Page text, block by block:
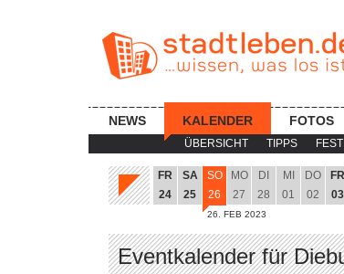
ÜBERSICHT TIPPS
NEWS KALENDER FOTOS
FR
24
SA
25
SO
26
26. FEB 2023
MO
27
DI
28
MI
01
DO
02
FR
03
Eventkalender für